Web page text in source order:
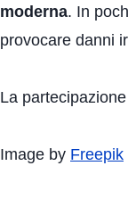
moderna. In
provocare danni
La
Image by Freepik